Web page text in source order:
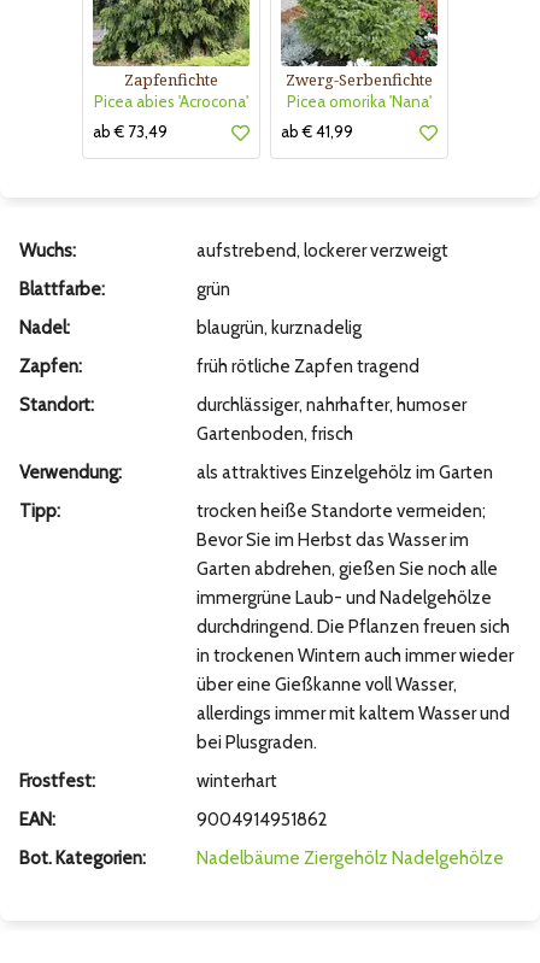
Zapfenfichte
Picea abies 'Acrocona'
ab € 73,49
Zwerg-Serbenfichte
Picea omorika 'Nana'
ab € 41,99
Wuchs:
aufstrebend, lockerer verzweigt
Blattfarbe:
grün
Nadel:
blaugrün, kurznadelig
Zapfen:
früh rötliche Zapfen tragend
Standort:
durchlässiger, nahrhafter, humoser
Gartenboden, frisch
Verwendung:
als attraktives Einzelgehölz im Garten
Tipp:
trocken heiße Standorte vermeiden;
Bevor Sie im Herbst das Wasser im
Garten abdrehen, gießen Sie noch alle
immergrüne Laub- und Nadelgehölze
durchdringend. Die Pflanzen freuen sich
in trockenen Wintern auch immer wieder
über eine Gießkanne voll Wasser,
allerdings immer mit kaltem Wasser und
bei Plusgraden.
Frostfest:
winterhart
EAN:
9004914951862
Bot. Kategorien:
Nadelbäume Ziergehölz Nadelgehölze